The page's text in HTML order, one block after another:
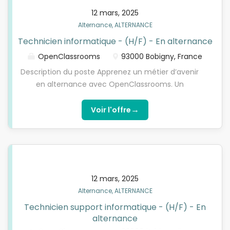
et logiciels (FAQ)
12 mars, 2025
Alternance, ALTERNANCE
Technicien informatique - (H/F) - En alternance
OpenClassrooms
93000 Bobigny, France
Description du poste Apprenez un métier d’avenir
en alternance avec OpenClassrooms. Un
un Technicien informatique - (H/F) - En alternance
en alternance, pour préparer une de ses
Attention : cette offre ne s’adresse qu’aux
candidatures répondant à ces critères seront
étudiées. Avec OpenClassrooms, vous apprendrez
un métier avec une pédagogie mêlant 20% de
théorie et 80% de pratique. Résultat : à l’issue de
Voir l'offre →
12 mars, 2025
Alternance, ALTERNANCE
Technicien support informatique - (H/F) - En
alternance